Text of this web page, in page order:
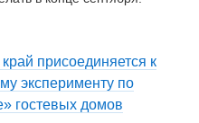
присоединяется к
эксперименту по
гостевых домов